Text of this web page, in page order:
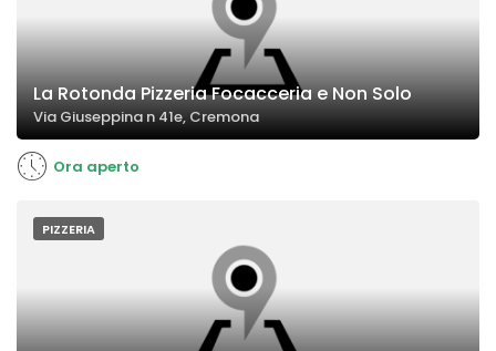
La Rotonda Pizzeria Focacceria e Non Solo
Via Giuseppina n 41e, Cremona
Ora aperto
PIZZERIA